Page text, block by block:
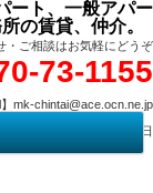
ート、一般アパー
の賃貸、仲介。
・ご相談はお気軽にどうぞ
73-1155
】mk-chintai@ace.ocn.ne.jp
【定 休 日】水曜・祭日